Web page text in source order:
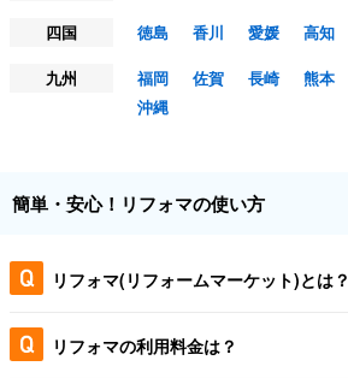
四国
徳島 香川 愛媛
高知
九州
福岡 佐賀 長崎 熊本
沖縄
簡単・安心！リフォマの使い方
リフォマ(リフォームマーケット)とは？
リフォマの利用料金は？